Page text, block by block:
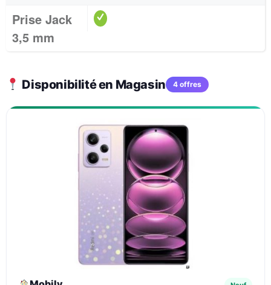
Prise Jack
3,5 mm
Disponibilité en Magasin 4 offres